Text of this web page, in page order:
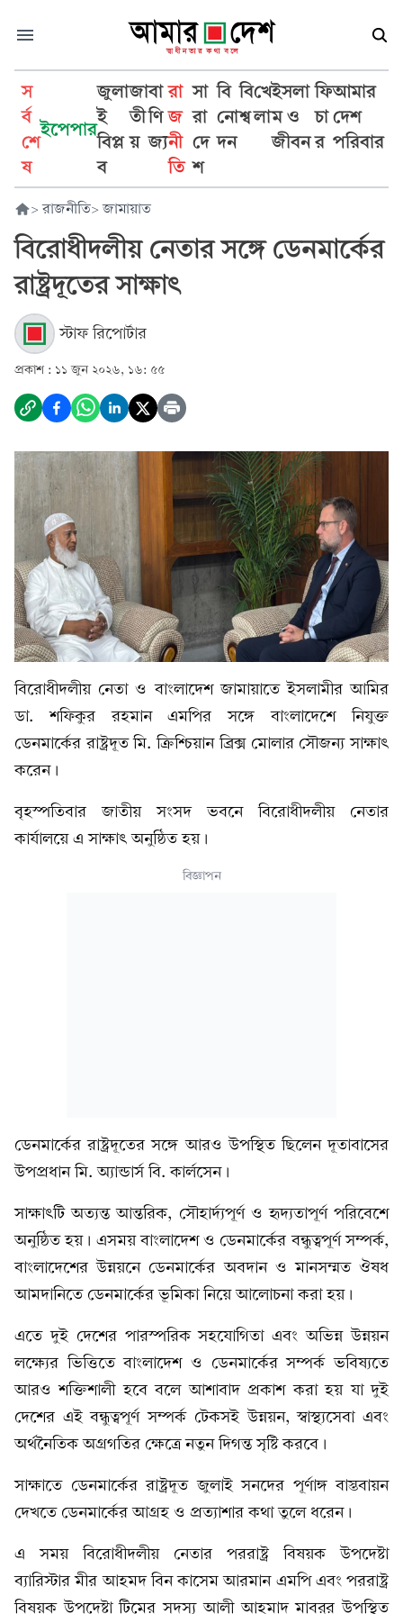
স
র্ব
শে
ষ
ইপেপার
জুলা
ই
বিপ্ল
ব
জা
তী
য়
বা
ণি
জ্য
রা
জ
নী
তি
সা
রা
দে
শ
বি
নো
দন
বি
শ্ব
খে
লা
ইসলা
ম ও
জীবন
ফি
চা
র
আমার
দেশ
পরিবার
> রাজনীতি> জামায়াত
বিরোধীদলীয় নেতার সঙ্গে ডেনমার্কের
রাষ্ট্রদূতের সাক্ষাৎ
স্টাফ রিপোর্টার
প্রকাশ : ১১ জুন ২০২৬, ১৬: ৫৫
বিরোধীদলীয় নেতা ও বাংলাদেশ জামায়াতে ইসলামীর আমির
ডা. শফিকুর রহমান এমপির সঙ্গে বাংলাদেশে নিযুক্ত
ডেনমার্কের রাষ্ট্রদূত মি. ক্রিশ্চিয়ান ব্রিক্স মোলার সৌজন্য সাক্ষাৎ
করেন।
বৃহস্পতিবার জাতীয় সংসদ ভবনে বিরোধীদলীয় নেতার
কার্যালয়ে এ সাক্ষাৎ অনুষ্ঠিত হয়।
বিজ্ঞাপন
ডেনমার্কের রাষ্ট্রদূতের সঙ্গে আরও উপস্থিত ছিলেন দূতাবাসের
উপপ্রধান মি. অ্যান্ডার্স বি. কার্লসেন।
সাক্ষাৎটি অত্যন্ত আন্তরিক, সৌহার্দ্যপূর্ণ ও হৃদ্যতাপূর্ণ পরিবেশে
অনুষ্ঠিত হয়। এসময় বাংলাদেশ ও ডেনমার্কের বন্ধুত্বপূর্ণ সম্পর্ক,
বাংলাদেশের উন্নয়নে ডেনমার্কের অবদান ও মানসম্মত ঔষধ
আমদানিতে ডেনমার্কের ভূমিকা নিয়ে আলোচনা করা হয়।
এতে দুই দেশের পারস্পরিক সহযোগিতা এবং অভিন্ন উন্নয়ন
লক্ষ্যের ভিত্তিতে বাংলাদেশ ও ডেনমার্কের সম্পর্ক ভবিষ্যতে
আরও শক্তিশালী হবে বলে আশাবাদ প্রকাশ করা হয় যা দুই
দেশের এই বন্ধুত্বপূর্ণ সম্পর্ক টেকসই উন্নয়ন, স্বাস্থ্যসেবা এবং
অর্থনৈতিক অগ্রগতির ক্ষেত্রে নতুন দিগন্ত সৃষ্টি করবে।
সাক্ষাতে ডেনমার্কের রাষ্ট্রদূত জুলাই সনদের পূর্ণাঙ্গ বাস্তবায়ন
দেখতে ডেনমার্কের আগ্রহ ও প্রত্যাশার কথা তুলে ধরেন।
এ সময় বিরোধীদলীয় নেতার পররাষ্ট্র বিষয়ক উপদেষ্টা
ব্যারিস্টার মীর আহমদ বিন কাসেম আরমান এমপি এবং পররাষ্ট্র
বিষয়ক উপদেষ্টা টিমের সদস্য আলী আহমাদ মাবরুর উপস্থিত